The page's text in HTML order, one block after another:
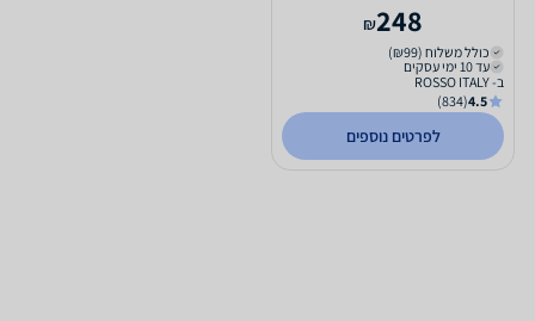
248
₪
כולל משלוח (₪99)
עד 10 ימי עסקים
ב- ROSSO ITALY
4.5
(834)
לפרטים נוספים